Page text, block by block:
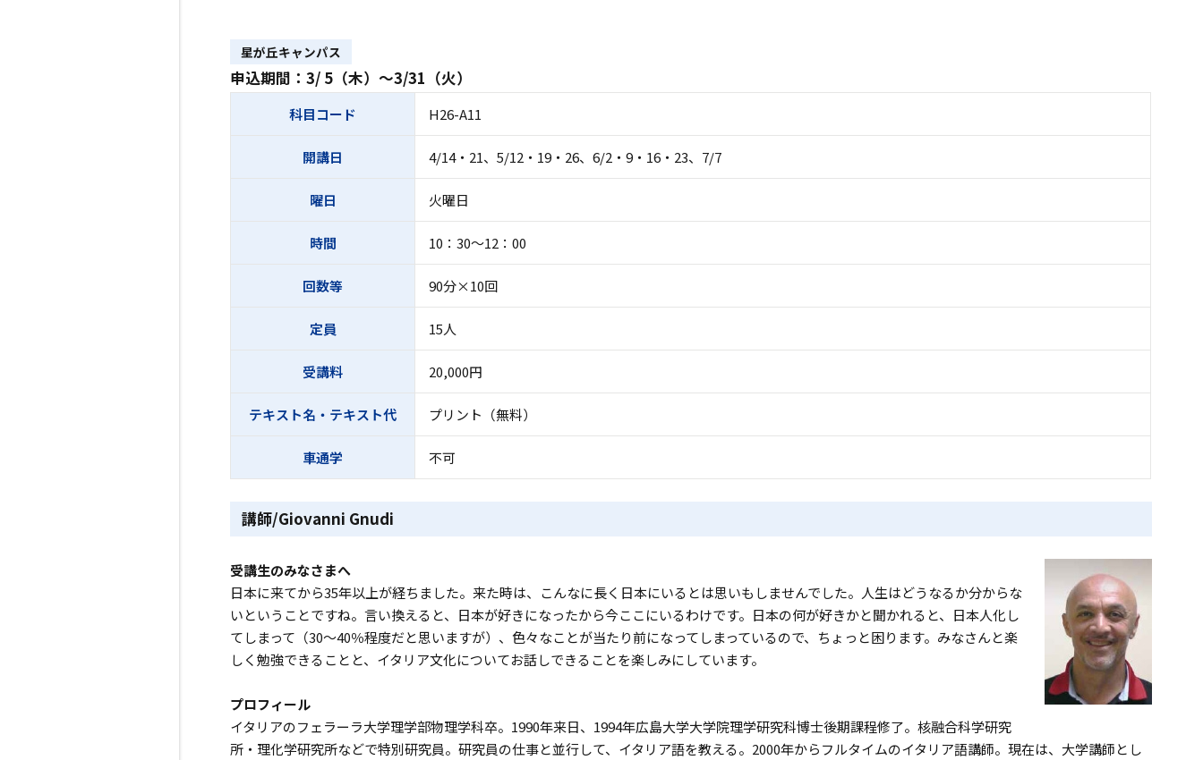
星が丘キャンパス
申込期間：3/ 5（木）～3/31（火）
科目コード H26-A11
開講日 4/14・21、5/12・19・26、6/2・9・16・23、7/7
曜日 火曜日
時間 10：30～12：00
回数等 90分×10回
定員 15人
受講料 20,000円
テキスト名・テキスト代 プリント（無料）
車通学 不可
講師/Giovanni Gnudi
受講生のみなさまへ
日本に来てから35年以上が経ちました。来た時は、こんなに長く日本にいるとは思いもしませんでした。人生はどうなるか分からな
いということですね。言い換えると、日本が好きになったから今ここにいるわけです。日本の何が好きかと聞かれると、日本人化し
てしまって（30～40％程度だと思いますが）、色々なことが当たり前になってしまっているので、ちょっと困ります。みなさんと楽
しく勉強できることと、イタリア文化についてお話しできることを楽しみにしています。
プロフィール
イタリアのフェラーラ大学理学部物理学科卒。1990年来日、1994年広島大学大学院理学研究科博士後期課程修了。核融合科学研究
所・理化学研究所などで特別研究員。研究員の仕事と並行して、イタリア語を教える。2000年からフルタイムのイタリア語講師。現在は、大学講師とし